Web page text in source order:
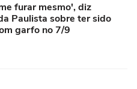
furar mesmo', diz
Paulista sobre ter sido
garfo no 7/9